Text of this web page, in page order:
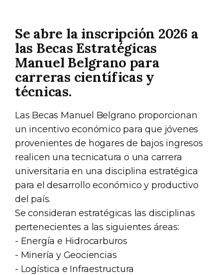
Se abre la inscripción 2026 a
las Becas Estratégicas
Manuel Belgrano para
carreras científicas y
técnicas.
Las Becas Manuel Belgrano proporcionan
un incentivo económico para que jóvenes
provenientes de hogares de bajos ingresos
realicen una tecnicatura o una carrera
universitaria en una disciplina estratégica
para el desarrollo económico y productivo
del país.
Se consideran estratégicas las disciplinas
pertenecientes a las siguientes áreas:
- Energía e Hidrocarburos
- Minería y Geociencias
- Logística e Infraestructura